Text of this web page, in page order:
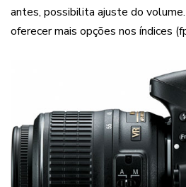
antes, possibilita ajuste do
oferecer mais opções nos índices